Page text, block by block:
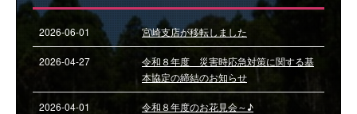
事業紹介
2026-06-01 宮崎支店が移転しました
2026-04-27
令和８年度 災害時応急対策に関する基
本協定の締結のお知らせ
2026-04-01 令和８年度のお花見会～♪